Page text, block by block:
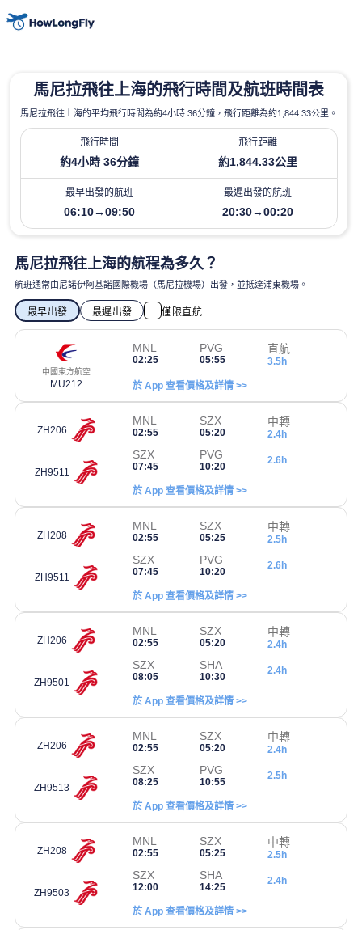
馬尼拉飛往上海的飛行時間及航班時間表
馬尼拉飛往上海的平均飛行時間為約4小時 36分鐘，飛行距離為約1,844.33公里。
飛行時間
約4小時 36分鐘
飛行距離
約1,844.33公里
最早出發的航班
06:10→09:50
最遲出發的航班
20:30→00:20
馬尼拉飛往上海的航程為多久？
航班通常由尼諾伊阿基諾國際機場（馬尼拉機場）出發，並抵達浦東機場。
最早出發 最遲出發 僅限直航
中國東方航空
MU212
MNL
02:25
PVG
05:55
直航
3.5h
於 App 查看價格及詳情 >>
ZH206
MNL
02:55
SZX
05:20
中轉
2.4h
ZH9511
SZX
07:45
PVG
10:20
2.6h
於 App 查看價格及詳情 >>
ZH208
MNL
02:55
SZX
05:25
中轉
2.5h
ZH9511
SZX
07:45
PVG
10:20
2.6h
於 App 查看價格及詳情 >>
ZH206
MNL
02:55
SZX
05:20
中轉
2.4h
ZH9501
SZX
08:05
SHA
10:30
2.4h
於 App 查看價格及詳情 >>
ZH206
MNL
02:55
SZX
05:20
中轉
2.4h
ZH9513
SZX
08:25
PVG
10:55
2.5h
於 App 查看價格及詳情 >>
ZH208
MNL
02:55
SZX
05:25
中轉
2.5h
ZH9503
SZX
12:00
SHA
14:25
2.4h
於 App 查看價格及詳情 >>